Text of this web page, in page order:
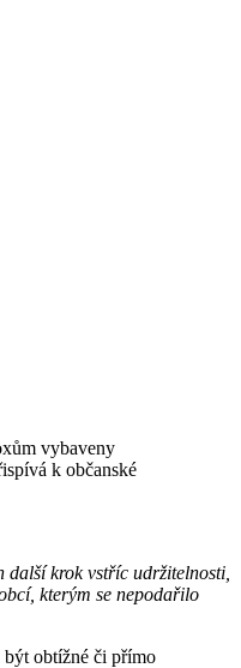
vybaveny
k občanské
další krok vstříc udržitelnosti,
kterým se nepodařilo
být obtížné či přímo